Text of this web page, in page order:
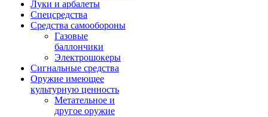
Луки и арбалеты
Спецсредства
Средства самообороны
Газовые
баллончики
Электрошокеры
Сигнальные средства
Оружие имеющее
культурную ценность
Метательное и
другое оружие